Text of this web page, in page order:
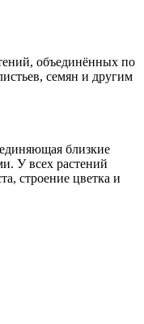
объединённых по
семян и другим
близкие
У всех растений
строение цветка и